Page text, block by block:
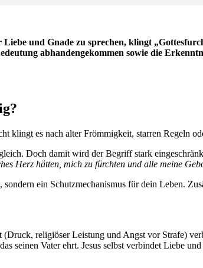
und Gnade zu sprechen, klingt
abhandengekommen sowie die
klingt es nach alter Frömmigkeit, starren Regeln
Doch damit wird der Begriff stark
Herz hätten, mich zu fürchten und alle meine
ein Schutzmechanismus für dein Leben.
religiöser Leistung und Angst vor Strafe)
seinen Vater ehrt. Jesus selbst verbindet Liebe